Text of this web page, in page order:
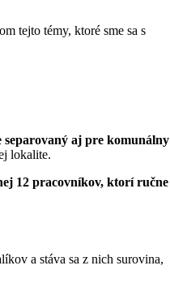
tejto témy, ktoré sme sa s
separovaný aj pre komunálny
lokalite.
12 pracovníkov, ktorí ručne
a stáva sa z nich surovina,